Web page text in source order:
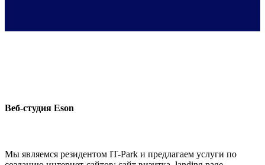
Веб-студия Eson
Мы являемся резидентом IT-Park и предлагаем услуги по